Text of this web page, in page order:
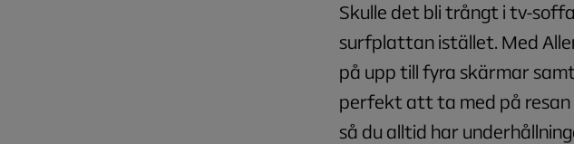
Skulle det bli trångt i tv-
surfplattan istället. Med
på upp till fyra skärmar
perfekt att ta med på resan
så du alltid har